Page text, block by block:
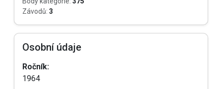
Závodů: 3
Osobní údaje
Ročník:
1964